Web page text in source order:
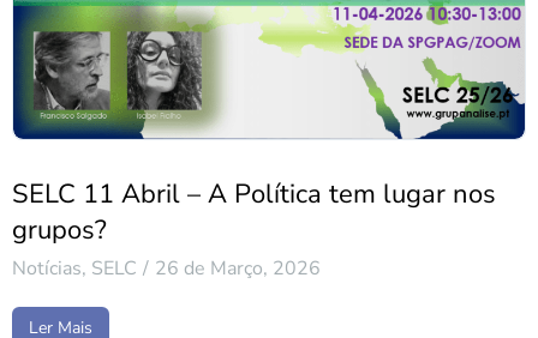
SELC 11 Abril – A Política tem lugar nos
grupos?
Notícias, SELC 26 de Março, 2026
Ler Mais